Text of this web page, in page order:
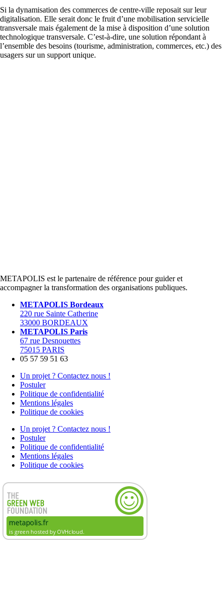
Si la dynamisation des commerces de centre-ville reposait sur leur
digitalisation. Elle serait donc le fruit d’une mobilisation servicielle
transversale mais également de la mise à disposition d’une solution
technologique transversale. C’est-à-dire, une solution répondant à
l’ensemble des besoins (tourisme, administration, commerces, etc.) des
usagers sur un support unique.
METAPOLIS est le partenaire de référence pour guider et
accompagner la transformation des organisations publiques.
METAPOLIS Bordeaux
220 rue Sainte Catherine
33000 BORDEAUX
METAPOLIS Paris
67 rue Desnouettes
75015 PARIS
05 57 59 51 63
Un projet ? Contactez nous !
Postuler
Politique de confidentialité
Mentions légales
Politique de cookies
Un projet ? Contactez nous !
Postuler
Politique de confidentialité
Mentions légales
Politique de cookies